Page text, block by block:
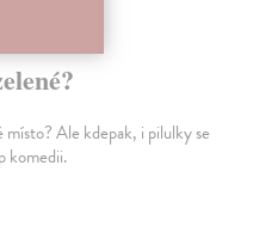
místo? Ale kdepak, i pilulky se
komedii.